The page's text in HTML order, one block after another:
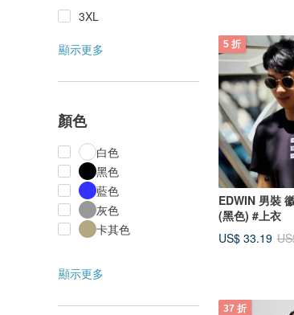
3XL
顯示更多
顏色
白色
黑色
藍色
灰色
卡其色
顯示更多
5 折
EDWIN 男裝
(黑色) #上衣
US$ 33.19
37 折